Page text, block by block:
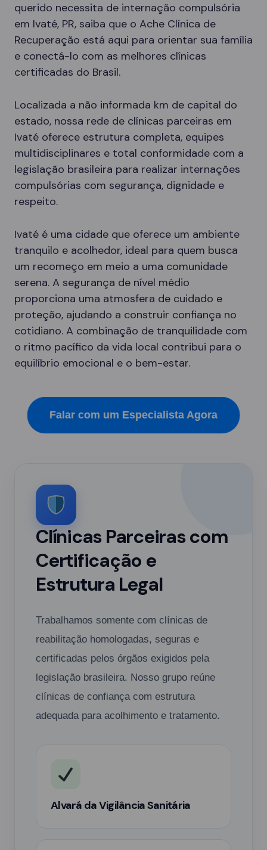
querido necessita de internação compulsória
em Ivaté, PR, saiba que o Ache Clínica de
Recuperação está aqui para orientar sua família
e conectá-lo com as melhores clínicas
certificadas do Brasil.
Localizada a não informada km de capital do
estado, nossa rede de clínicas parceiras em
Ivaté oferece estrutura completa, equipes
multidisciplinares e total conformidade com a
legislação brasileira para realizar internações
compulsórias com segurança, dignidade e
respeito.
Ivaté é uma cidade que oferece um ambiente
tranquilo e acolhedor, ideal para quem busca
um recomeço em meio a uma comunidade
serena. A segurança de nível médio
proporciona uma atmosfera de cuidado e
proteção, ajudando a construir confiança no
cotidiano. A combinação de tranquilidade com
o ritmo pacífico da vida local contribui para o
equilíbrio emocional e o bem-estar.
Falar com um Especialista Agora
Clínicas Parceiras com
Certificação e
Estrutura Legal
Trabalhamos somente com clínicas de
reabilitação homologadas, seguras e
certificadas pelos órgãos exigidos pela
legislação brasileira. Nosso grupo reúne
clínicas de confiança com estrutura
adequada para acolhimento e tratamento.
Alvará da Vigilância Sanitária